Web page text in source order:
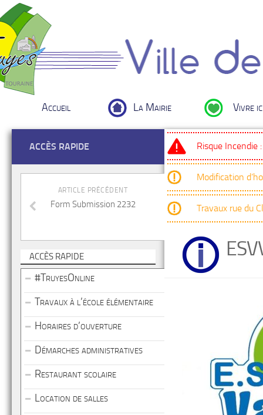
Accueil La Mairie Vivre
Risque Incendie
Modification
Travaux rue du
ACCÈS RAPIDE
ARTICLE PRÉCÉDENT
Form Submission 2232
ACCÈS RAPIDE
#TruyesOnline
Travaux à l’école élémentaire
Horaires d’ouverture
Démarches administratives
Restaurant scolaire
Location de salles